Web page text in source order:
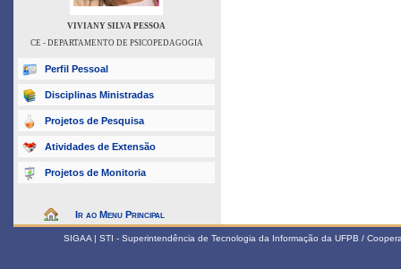
VIVIANY SILVA PESSOA
CE - DEPARTAMENTO DE PSICOPEDAGOGIA
Perfil Pessoal
Disciplinas Ministradas
Projetos de Pesquisa
Atividades de Extensão
Projetos de Monitoria
Ir ao Menu Principal
SIGAA | STI - Superintendência de Tecnologia da Informação da UFPB /